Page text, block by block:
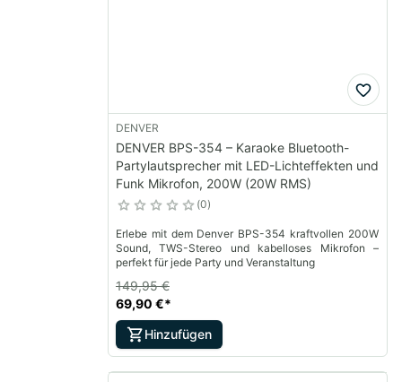
DENVER
DENVER BPS-354 – Karaoke Bluetooth-
Partylautsprecher mit LED-Lichteffekten und
Funk Mikrofon, 200W (20W RMS)
0
Erlebe mit dem Denver BPS-354 kraftvollen 200W
Sound, TWS-Stereo und kabelloses Mikrofon –
perfekt für jede Party und Veranstaltung
69,90 €*
149,95 €
Hinzufügen